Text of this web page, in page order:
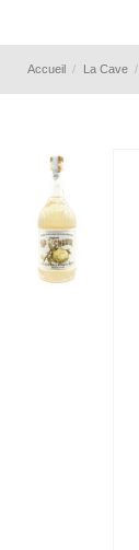
Accueil La Cave